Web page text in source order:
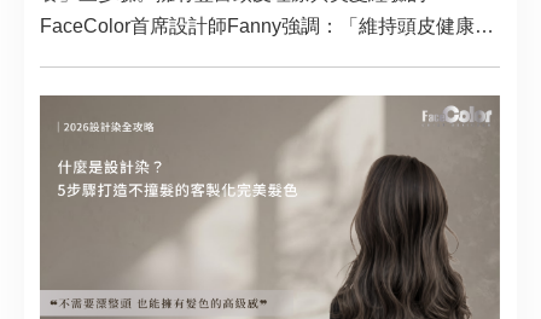
FaceColor首席設計師Fanny強調：「維持頭皮健康就
反。」